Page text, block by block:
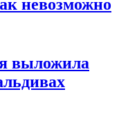
невозможно
выложила